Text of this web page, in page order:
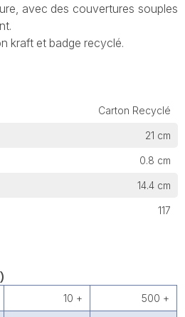
avec des couvertures souples
kraft et badge recyclé.
Carton Recyclé
21 cm
0.8 cm
14.4 cm
117
10 + 500 +